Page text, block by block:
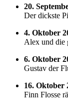
20.
Der dickste
4. Oktober
Alex und die
6. Oktober
Gustav der
16. Oktober
Finn Flosse